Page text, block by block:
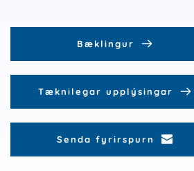
Bæklingur
Tæknilegar upplýsingar
Senda fyrirspurn